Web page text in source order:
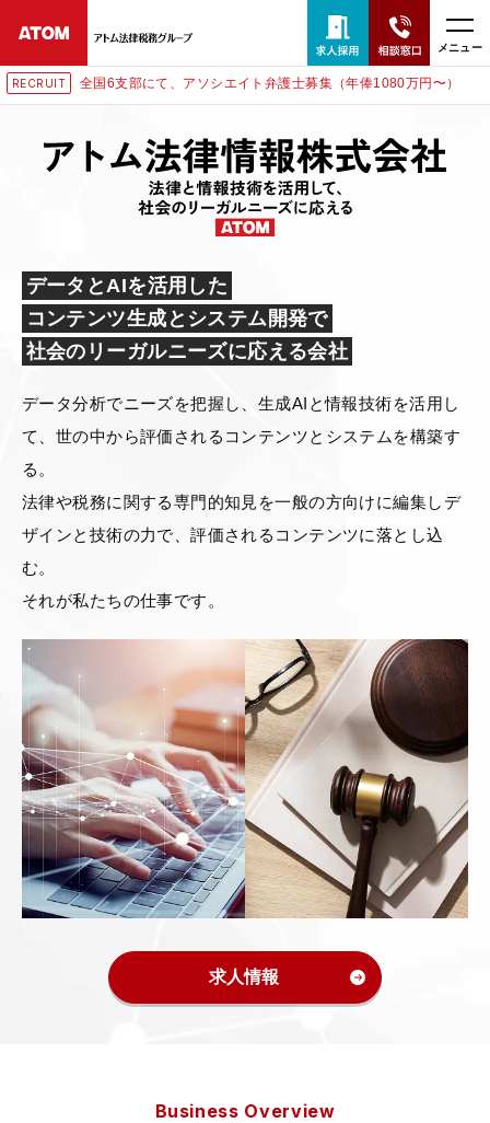
メニュー
6支部にて、アソシエイト弁護士募集（年俸1080万円〜） RECRUIT
データとAIを活用した
コンテンツ生成とシステム開発で
社会のリーガルニーズに応える会社
データ分析でニーズを把握し、生成AIと情報技術を活用し
て、 世の中から評価されるコンテンツとシステムを構築す
る。
法律や税務に関する専門的知見を一般の方向けに編集しデ
ザインと技術の力で、評価されるコンテンツに落とし込
む。
それが私たちの仕事です。
求人情報
Business Overview
24時間365日全国対応
無料相談窓口はこちら
電話・LINE・メールで相談予約受付中
取扱分野
解決実績
アクセス
弁護士・税理士
費用
グループ案内
求人採用
お知らせ
特設サイト
法人グループ
TikTok受賞 定義集 動画集